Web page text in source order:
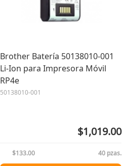
Brother Batería 50138010-001
Li-Ion para Impresora Móvil
RP4e
50138010-001
$1,019.00
$133.00 40 pzas.